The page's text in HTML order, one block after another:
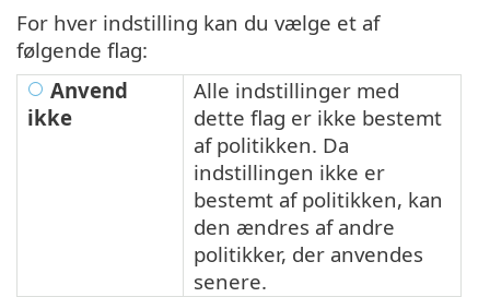
For hver indstilling kan du vælge et af
følgende flag:
Anvend
ikke
Alle indstillinger med
dette flag er ikke bestemt
af politikken. Da
indstillingen ikke er
bestemt af politikken, kan
den ændres af andre
politikker, der anvendes
senere.